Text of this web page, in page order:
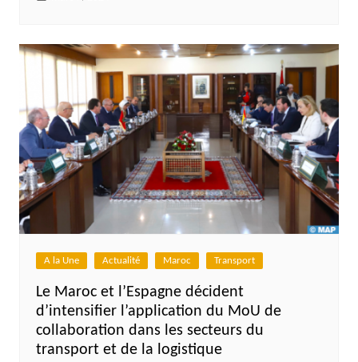
A la Une Actualité Maroc Transport
Le Maroc et l’Espagne décident
d’intensifier l’application du MoU de
collaboration dans les secteurs du
transport et de la logistique